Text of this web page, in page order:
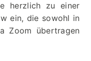
herzlich zu einer
ein, die sowohl in
Zoom übertragen